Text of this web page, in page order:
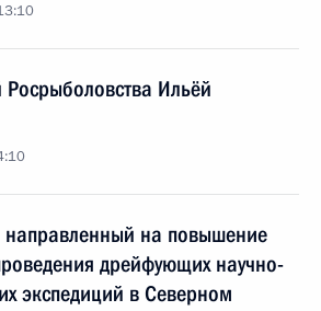
Росрыболовства Ильёй
направленный на повышение
дрейфующих научно-
экспедиций в Северном